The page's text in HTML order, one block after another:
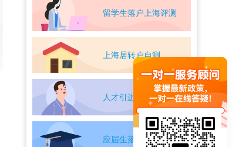
留学生落户上海评测
上海居转户自测
人才引进落户评测
应届生落户上海自测